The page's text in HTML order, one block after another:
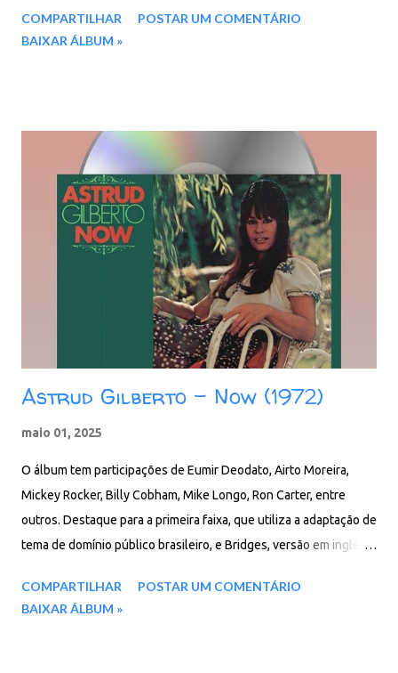
recebeu elogios pela crítica por sua capacidade de manter o
Sale 08. Wanting You 09. The Puppy Song 10. Mamae Eu Quero /
Chica Chica Boom Chic Download: 81 MB - ZIP - MP3 - 320 Kbps -
REMASTERIZADO MEGA - Yandex - Google Drive - Proton Drive -
Pixeldrain
COMPARTILHAR
POSTAR UM COMENTÁRIO
BAIXAR ÁLBUM »
Astrud Gilberto - Now (1972)
maio 01, 2025
O álbum tem participações de Eumir Deodato, Airto Moreira,
Mickey Rocker, Billy Cobham, Mike Longo, Ron Carter, entre
outros. Destaque para a primeira faixa, que utiliza a adaptação de
tema de domínio público brasileiro, e Bridges, versão em inglês
01. Zigy Zigy Za 02. Make Love to Me 03. Baião 04. Touching You
COMPARTILHAR
POSTAR UM COMENTÁRIO
BAIXAR ÁLBUM »